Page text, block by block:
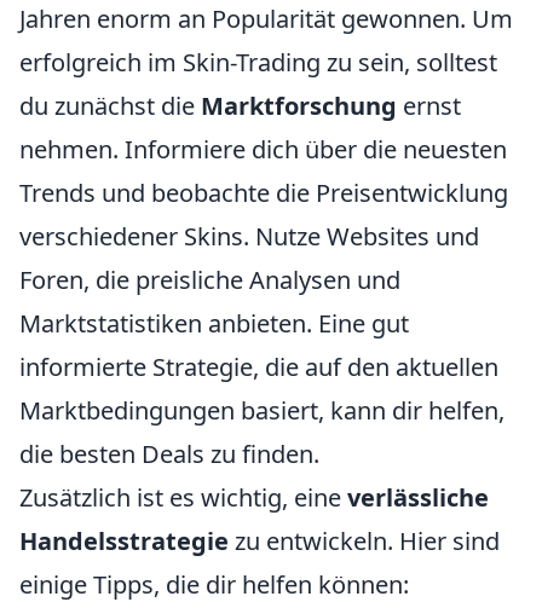
Jahren enorm an Popularität gewonnen. Um
erfolgreich im Skin-Trading zu sein, solltest
du zunächst die Marktforschung ernst
nehmen. Informiere dich über die neuesten
Trends und beobachte die Preisentwicklung
verschiedener Skins. Nutze Websites und
Foren, die preisliche Analysen und
Marktstatistiken anbieten. Eine gut
informierte Strategie, die auf den aktuellen
Marktbedingungen basiert, kann dir helfen,
die besten Deals zu finden.
Zusätzlich ist es wichtig, eineverlässliche
Handelsstrategie zu entwickeln. Hier sind
einige Tipps, die dir helfen können: